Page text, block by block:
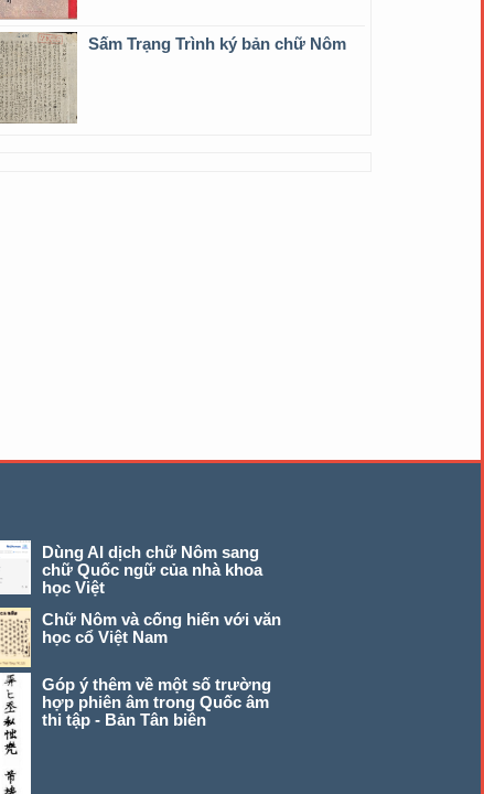
Sấm Trạng Trình ký bản chữ Nôm
Dùng AI dịch chữ Nôm sang
chữ Quốc ngữ của nhà khoa
học Việt
Chữ Nôm và cống hiến với văn
học cổ Việt Nam
Góp ý thêm về một số trường
hợp phiên âm trong Quốc âm
thi tập - Bản Tân biên